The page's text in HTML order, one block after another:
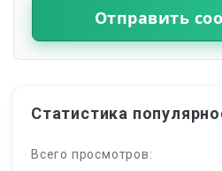
Отправить
Статистика
Всего просмотров: